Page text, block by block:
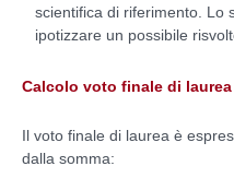
scientifica di riferimento. Lo
ipotizzare un possibile
Calcolo voto finale di laurea
Il voto finale di laurea è
dalla somma: